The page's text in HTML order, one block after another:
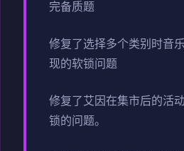
完备质题
修复了选择多个类别时音
现的软锁问题
修复了艾因在集市后的活
锁的问题。